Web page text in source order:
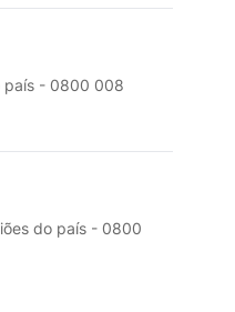
país - 0800 008
do país - 0800